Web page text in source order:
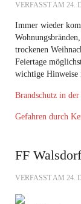
VERFASST AM 24.
Immer wieder
trockenen
Feiertage
wichtige Hinweise
Brandschutz in
Gefahren durch
FF
VERFASST AM 24.